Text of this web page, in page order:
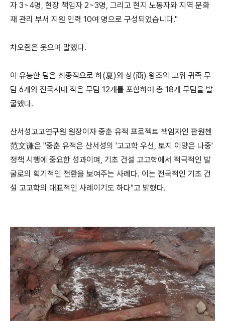
자 3~4명, 현장 책임자 2~3명, 그리고 현지 노동자와 지역 문화
재 관리 부서 지원 인력 10여 명으로 구성되었습니다."
차오쥔은 웃으며 말했다.
이 유능한 팀은 최종적으로 하(夏)와 상(商) 왕조의 고위 귀족 무
덤 6개와 전국시대 작은 무덤 12개를 포함하여 총 18개 무덤을 발
굴했다.
산서성고고연구원 원장이자 중춘 유적 프로젝트 책임자인 판원첸
范文谦은 "중춘 유적은 산서성의 '고고학 우선, 토지 이양은 나중'
정책 시행에 중요한 성과이며, 기초 건설 고고학에서 적극적인 발
굴로의 획기적인 전환을 보여주는 사례다. 이는 전국적인 기초 건
설 고고학의 대표적인 사례이기도 하다"고 밝혔다.